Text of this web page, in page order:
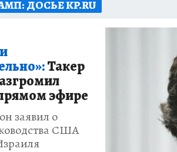
АФИША ИСПЫТАНО НА СЕБЕ
ДОСЬЕ KP.RU
Такер
эфире
заявил о
США